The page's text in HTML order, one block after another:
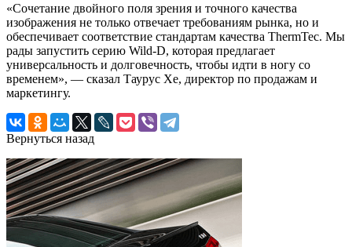
«Сочетание двойного поля зрения и точного качества
изображения не только отвечает требованиям рынка, но и
обеспечивает соответствие стандартам качества ThermTec. Мы
рады запустить серию Wild-D, которая предлагает
универсальность и долговечность, чтобы идти в ногу со
временем», — сказал Таурус Хе, директор по продажам и
маркетингу.
Вернуться назад